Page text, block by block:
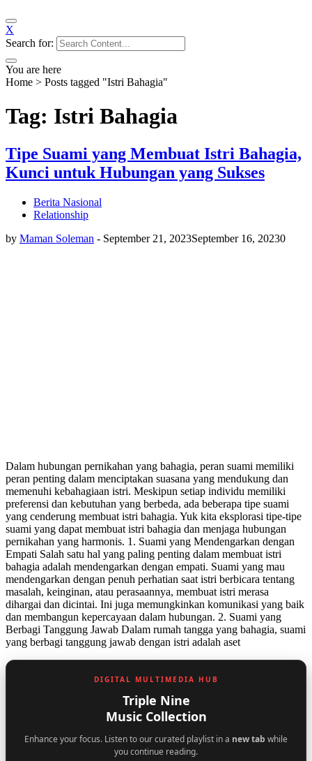
X
Search for:
You are here
Home > Posts tagged "Istri Bahagia"
Tag: Istri Bahagia
Tipe Suami yang Membuat Istri Bahagia,
Kunci untuk Hubungan yang Sukses
Berita Nasional
Relationship
by Maman Soleman - September 21, 2023September 16, 20230
Dalam hubungan pernikahan yang bahagia, peran suami memiliki
peran penting dalam menciptakan suasana yang mendukung dan
memenuhi kebahagiaan istri. Meskipun setiap individu memiliki
preferensi dan kebutuhan yang berbeda, ada beberapa tipe suami
yang cenderung membuat istri bahagia. Yuk kita eksplorasi tipe-tipe
suami yang dapat membuat istri bahagia dan menjaga hubungan
pernikahan yang harmonis. 1. Suami yang Mendengarkan dengan
Empati Salah satu hal yang paling penting dalam membuat istri
bahagia adalah mendengarkan dengan empati. Suami yang mau
mendengarkan dengan penuh perhatian saat istri berbicara tentang
masalah, keinginan, atau perasaannya, membuat istri merasa
dihargai dan dicintai. Ini juga memungkinkan komunikasi yang baik
dan membangun kepercayaan dalam hubungan. 2. Suami yang
Berbagi Tanggung Jawab Dalam rumah tangga yang bahagia, suami
yang berbagi tanggung jawab dengan istri adalah aset
DIGITAL MULTIMEDIA HUB
Triple Nine
Music Collection
Enhance your focus. Listen to our curated playlist in a new tab while
you continue reading.